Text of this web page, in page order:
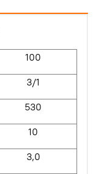
100
3/1
530
10
3,0